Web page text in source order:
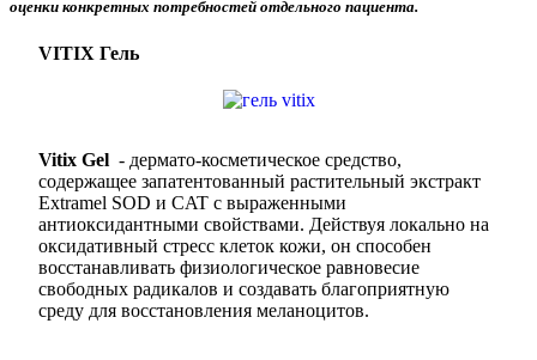
оценки конкретных потребностей отдельного пациента.
VITIX Гель
Vitix Gel - дермато-косметическое средство,
содержащее запатентованный растительный экстракт
Extramel SOD и CAT с выраженными
антиоксидантными свойствами. Действуя локально на
оксидативный стресс клеток кожи, он способен
восстанавливать физиологическое равновесие
свободных радикалов и создавать благоприятную
среду для восстановления меланоцитов.